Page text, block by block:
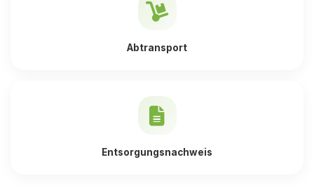
Abtransport
Entsorgungsnachweis